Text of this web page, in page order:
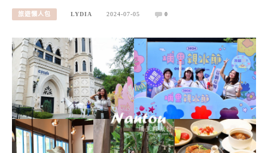
旅遊懶人包 LYDIA 2024-07-05 0